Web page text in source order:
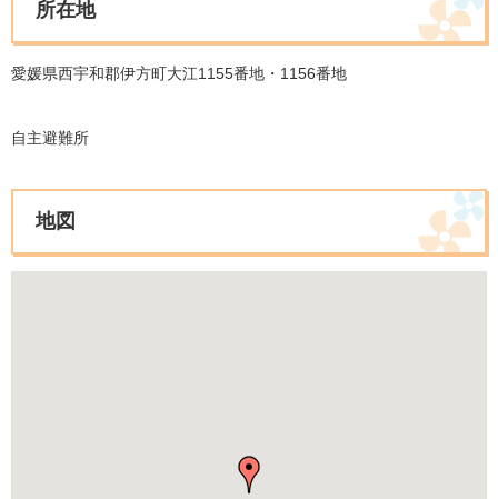
所在地
愛媛県西宇和郡伊方町大江1155番地・1156番地
自主避難所
地図